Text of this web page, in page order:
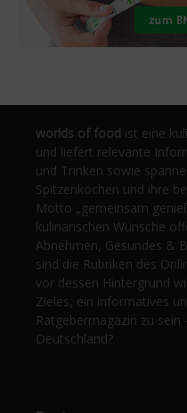
worlds of food ist eine
und liefert relevante
und Trinken sowie
Spitzenköchen und ihre
Motto „gemeinsam
kulinarischen Wünsche
Abnehmen, Gesundes &
sind die Rubriken des
vor dessen Hintergrund
Zieles, ein informatives
Ratgebermagazin zu sein
Deutschland?